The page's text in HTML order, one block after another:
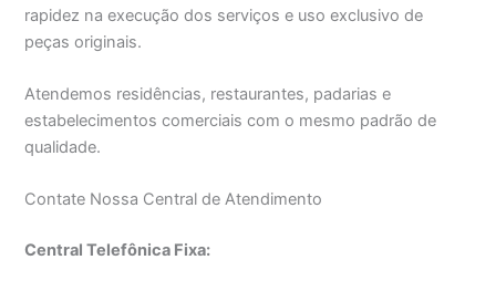
rapidez na execução dos serviços e uso exclusivo de
peças originais.
Atendemos residências, restaurantes, padarias e
estabelecimentos comerciais com o mesmo padrão de
qualidade.
Contate Nossa Central de Atendimento
Central Telefônica Fixa: